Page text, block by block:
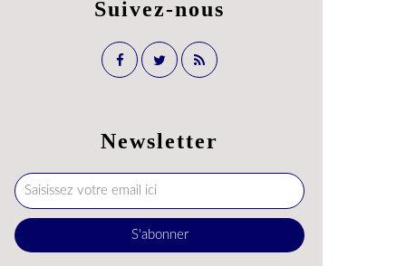
Newsletter
Suivez-nous